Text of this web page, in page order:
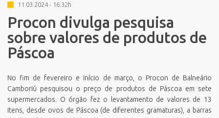
11.03.2024 - 16:32h
Procon divulga pesquisa
sobre valores de produtos de
Páscoa
No fim de fevereiro e início de março, o Procon de Balneário
Camboriú pesquisou o preço de produtos de Páscoa em sete
supermercados. O órgão fez o levantamento de valores de 13
itens, desde ovos de Páscoa (de diferentes gramaturas), a barras